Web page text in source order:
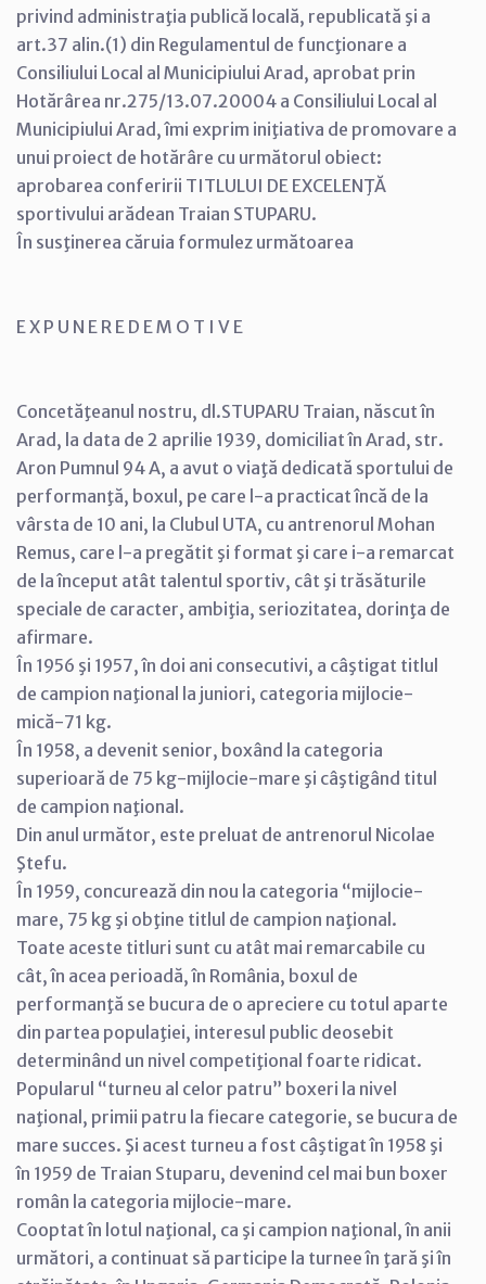
privind administraţia publică locală, republicată şi a
art.37 alin.(1) din Regulamentul de funcţionare a
Consiliului Local al Municipiului Arad, aprobat prin
Hotărârea nr.275/13.07.20004 a Consiliului Local al
Municipiului Arad, îmi exprim iniţiativa de promovare a
unui proiect de hotărâre cu următorul obiect:
aprobarea conferirii TITLULUI DE EXCELENŢĂ
sportivului arădean Traian STUPARU.
În susţinerea căruia formulez următoarea
E X P U N E R E D E M O T I V E
Concetăţeanul nostru, dl.STUPARU Traian, născut în
Arad, la data de 2 aprilie 1939, domiciliat în Arad, str.
Aron Pumnul 94 A, a avut o viaţă dedicată sportului de
performanţă, boxul, pe care l-a practicat încă de la
vârsta de 10 ani, la Clubul UTA, cu antrenorul Mohan
Remus, care l-a pregătit şi format şi care i-a remarcat
de la început atât talentul sportiv, cât şi trăsăturile
speciale de caracter, ambiţia, seriozitatea, dorinţa de
afirmare.
În 1956 şi 1957, în doi ani consecutivi, a câştigat titlul
de campion naţional la juniori, categoria mijlocie-
mică-71 kg.
În 1958, a devenit senior, boxând la categoria
superioară de 75 kg-mijlocie-mare şi câştigând titul
de campion naţional.
Din anul următor, este preluat de antrenorul Nicolae
Ştefu.
În 1959, concurează din nou la categoria “mijlocie-
mare, 75 kg şi obţine titlul de campion naţional.
Toate aceste titluri sunt cu atât mai remarcabile cu
cât, în acea perioadă, în România, boxul de
performanţă se bucura de o apreciere cu totul aparte
din partea populaţiei, interesul public deosebit
determinând un nivel competiţional foarte ridicat.
Popularul “turneu al celor patru” boxeri la nivel
naţional, primii patru la fiecare categorie, se bucura de
mare succes. Şi acest turneu a fost câştigat în 1958 şi
în 1959 de Traian Stuparu, devenind cel mai bun boxer
român la categoria mijlocie-mare.
Cooptat în lotul naţional, ca şi campion naţional, în anii
următori, a continuat să participe la turnee în ţară şi în